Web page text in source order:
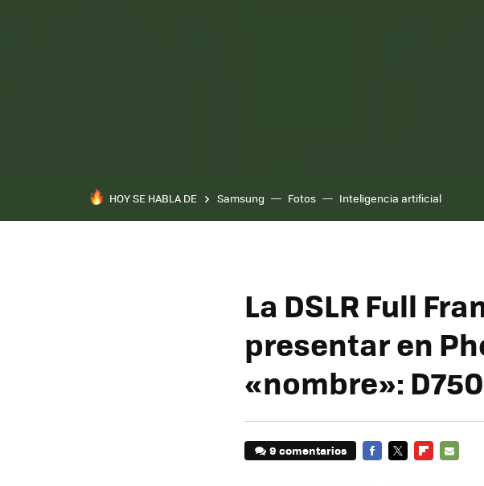
HOY SE HABLA DE Samsung Fotos Inteligencia artificial
La DSLR Full
presentar en
«nombre»: D750
9 comentarios